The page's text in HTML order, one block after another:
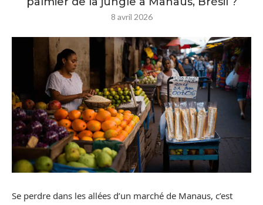
8 avril 2026
Se perdre dans les allées d’un marché de Manaus, c’est